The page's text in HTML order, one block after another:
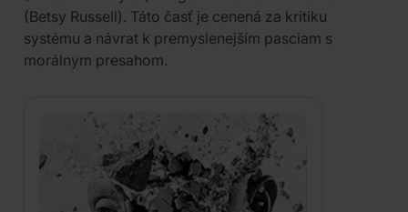
(Betsy Russell). Táto časť je cenená za kritiku
systému a návrat k premyslenejším pasciam s
morálnym presahom.